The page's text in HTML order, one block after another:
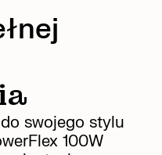
swojego stylu
100W